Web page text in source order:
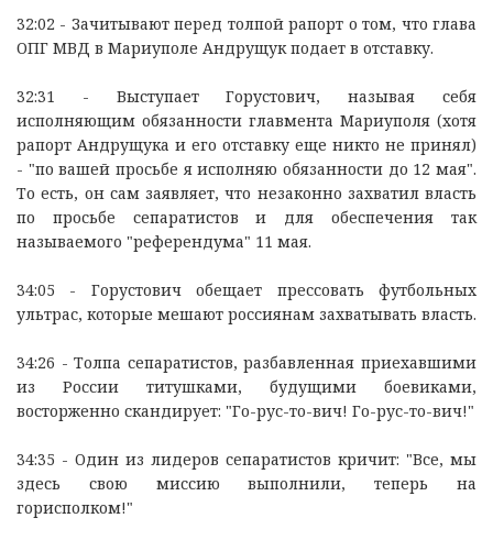
32:02 - Зачитывают перед толпой рапорт о том, что глава
ОПГ МВД в Мариуполе Андрущук подает в отставку.
32:31 - Выступает Горустович, называя себя
исполняющим обязанности главмента Мариуполя (хотя
рапорт Андрущука и его отставку еще никто не принял)
- "по вашей просьбе я исполняю обязанности до 12 мая".
То есть, он сам заявляет, что незаконно захватил власть
по просьбе сепаратистов и для обеспечения так
называемого "референдума" 11 мая.
34:05 - Горустович обещает прессовать футбольных
ультрас, которые мешают россиянам захватывать власть.
34:26 - Толпа сепаратистов, разбавленная приехавшими
из России титушками, будущими боевиками,
восторженно скандирует: "Го-рус-то-вич! Го-рус-то-вич!"
34:35 - Один из лидеров сепаратистов кричит: "Все, мы
здесь свою миссию выполнили, теперь на
горисполком!"